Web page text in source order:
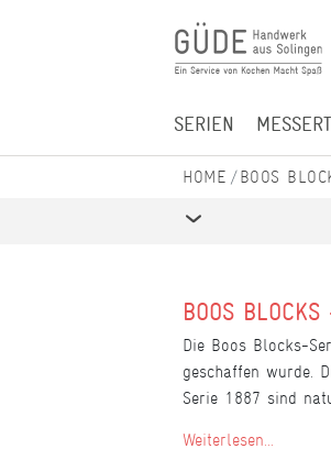
SERIEN
BOOS
BOOS
Die Boos Blocks-
geschaffen wurde.
Serie 1887 sind
Weiterlesen...